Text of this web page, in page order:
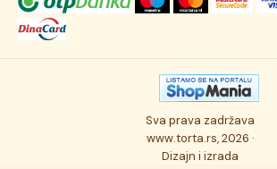
Torta klasici
Osmisli tortu
Ukusi torti
Dostava robe
Autorska prava
Politika privatnosti
Najčešće postavljana pitanja
Novosti
Posao
Kontakt
Sva prava zadržava
www.torta.rs, 2026 ·
Dizajn i izrada